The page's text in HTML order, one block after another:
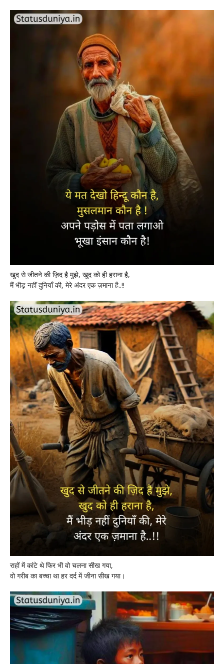
खुद से जीतने की ज़िद है मुझे, खुद को ही हराना है,
मैं भीड़ नहीं दुनियाँ की, मेरे अंदर एक ज़माना है..!!
राहों में कांटे थे फिर भी वो चलना सीख गया,
वो गरीब का बच्चा था हर दर्द में जीना सीख गया।